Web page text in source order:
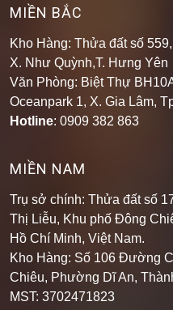
MIỀN BẮC
Kho Hàng: Thửa đất số
X. Như Quỳnh,T. Hưng Yên
Văn Phòng: Biệt Thự
Oceanpark 1, X. Gia Lâm,
Hotline: 0909 382 863
MIỀN NAM
Trụ sở chính: Thửa đất số
Thị Liễu, Khu phố Đông
Hồ Chí Minh, Việt Nam.
Kho Hàng: Số 106 Đường
Chiêu, Phường Dĩ An,
MST: 3702471823